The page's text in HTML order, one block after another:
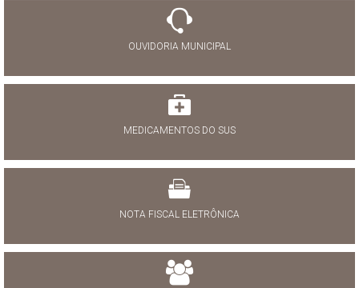
OUVIDORIA MUNICIPAL
MEDICAMENTOS DO SUS
NOTA FISCAL ELETRÔNICA